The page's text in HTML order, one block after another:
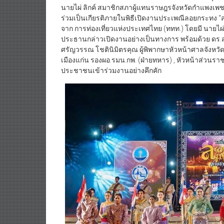
นายไผ่ ลิกค์ สมาชิกสภาผู้แทนราษฎรจังหวัดกำแพงเพ
ร่วมเป็นเกียรติภายในพิธีเปิดงานประเพณีลอยกระทง
จาก การท่องเที่ยวแห่งประเทศไทย (ททท.) โดยมี นาย
ประธานกล่าวเปิดงานอย่างเป็นทางการ พร้อมด้วย
ศรัญวรรณ โชตินิมิตรคุณ ผู้พิพากษาหัวหน้าศาลจังหวัด
เมืองแก่น รองผอ.รมน.กพ. (ฝ่ายทหาร) , หัวหน้าส่วนร
ประชาชนเข้าร่วมงานอย่างคึกคัก